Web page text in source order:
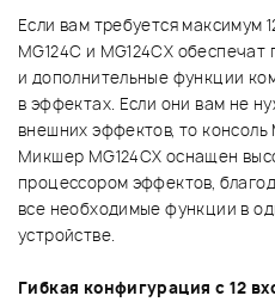
Если вам требуется максимум
MG124C и MG124CX
и дополнительные функции
в эффектах. Если они вам не
внешних эффектов, то
Микшер MG124CX оснащен
процессором эффектов,
все необходимые функции в
устройстве.
Гибкая конфигурация с 12